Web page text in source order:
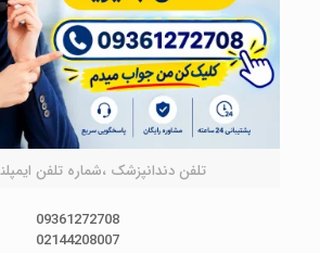
تلفن دندانپزشک ،شماره تلفن
09361272708
02144208007